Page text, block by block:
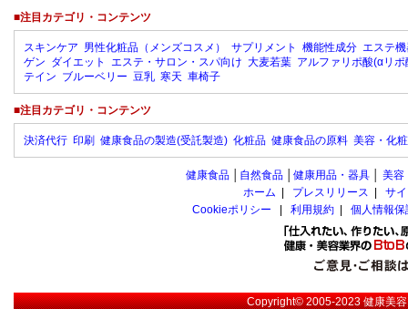
■注目カテゴリ・コンテンツ
スキンケア 男性化粧品（メンズコスメ） サプリメント 機能性成分 エステ
ゲン ダイエット エステ・サロン・スパ向け 大麦若葉 アルファリポ酸(αリポ
テイン ブルーベリー 豆乳 寒天 車椅子
■注目カテゴリ・コンテンツ
決済代行 印刷 健康食品の製造(受託製造) 化粧品 健康食品の原料 美容・化
健康食品 自然食品 健康用品・器具 美容
ホーム
プレスリリース
サ
Cookieポリシー
利用規約 個人情報
Copyright© 2005-2023健康美